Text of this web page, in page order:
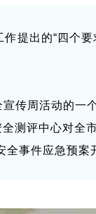
提出的“四个
传周活动的一
测评中心对全
事件应急预案